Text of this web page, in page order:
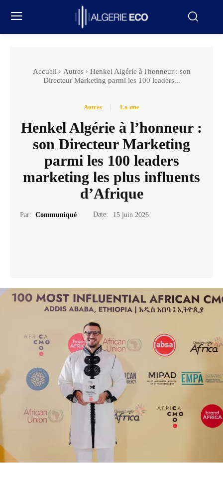
Accueil Autres
Henkel Algérie à l'honneur : son
Directeur Marketing parmi les 100 leaders...
Autres La une
Henkel Algérie à l’honneur :
son Directeur Marketing
parmi les 100 leaders
marketing les plus influents
d’Afrique
Par: Communiqué Date: 15 juin 2026